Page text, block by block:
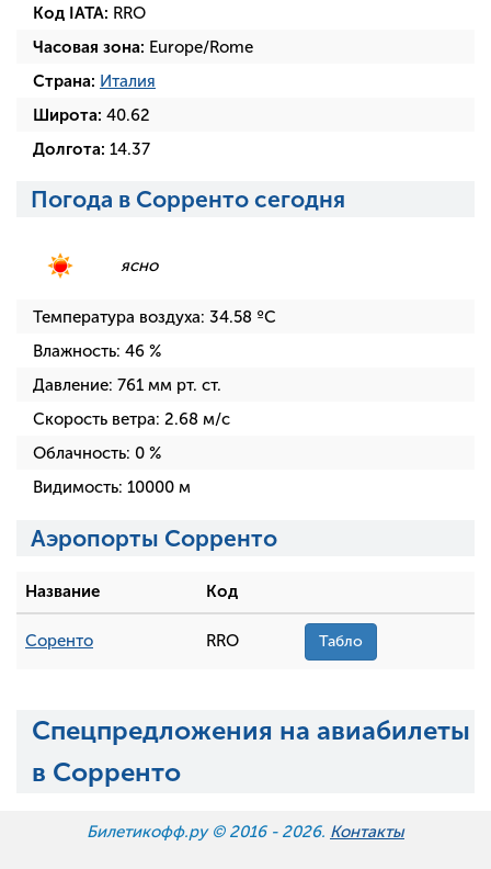
Код IATA: RRO
Часовая зона: Europe/Rome
Страна: Италия
Широта: 40.62
Долгота: 14.37
Погода в Сорренто сегодня
ясно
Температура воздуха: 34.58 ºC
Влажность: 46 %
Давление: 761 мм рт. ст.
Скорость ветра: 2.68 м/с
Облачность: 0 %
Видимость: 10000 м
Аэропорты Сорренто
Название Код
Соренто RRO Табло
Спецпредложения на авиабилеты
в Сорренто
Билетикофф.ру © 2016 - 2026. Контакты